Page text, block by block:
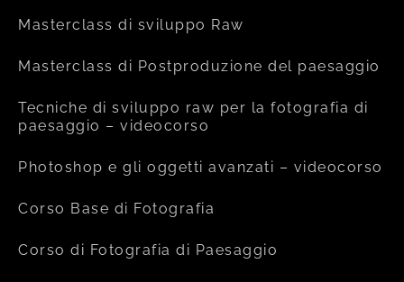
Masterclass di sviluppo Raw
Masterclass di Postproduzione del paesaggio
Tecniche di sviluppo raw per la fotografia di
paesaggio – videocorso
Photoshop e gli oggetti avanzati – videocorso
Corso Base di Fotografia
Corso di Fotografia di Paesaggio